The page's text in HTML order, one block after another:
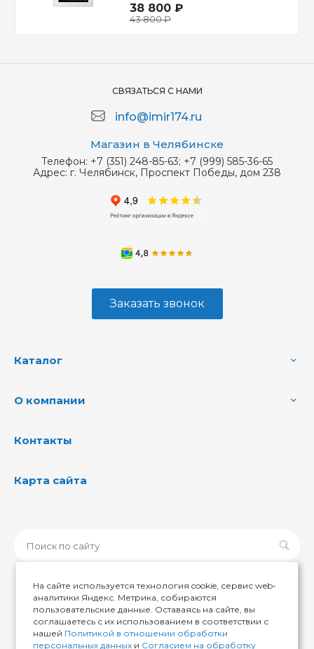
38 800 ₽
43 800 ₽
СВЯЗАТЬСЯ С НАМИ
info@imir174.ru
Магазин в Челябинске
Телефон: +7 (351) 248-85-63; +7 (999) 585-36-65
Адрес: г. Челябинск, Проспект Победы, дом 238
Заказать звонок
Каталог
О компании
Контакты
Карта сайта
© 2026 ИМИР174, Все права защищены
На сайте используется технология cookie, сервис web-
аналитики Яндекс. Метрика, собираются
пользовательские данные. Оставаясь на сайте, вы
соглашаетесь с их использованием в соответствии с
нашей Политикой в отношении обработки
персональных данных и Согласием на обработку